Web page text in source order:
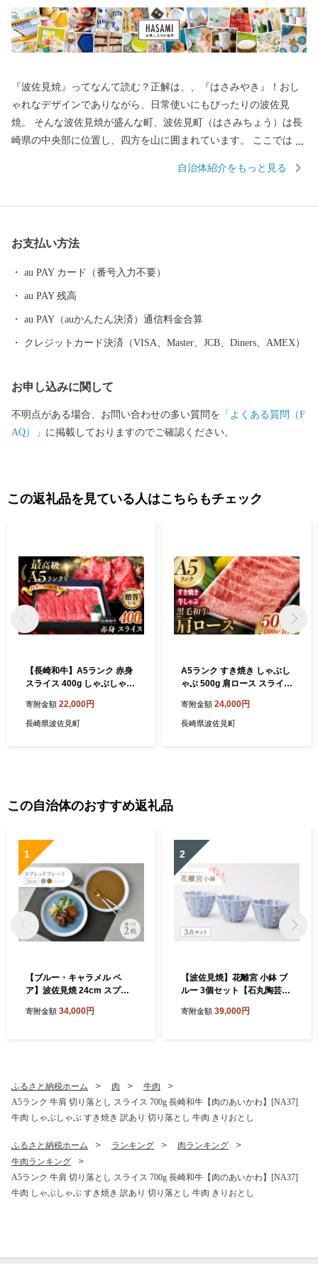
『波佐見焼』ってなんて読む？正解は、、『はさみやき』！おし
ゃれなデザインでありながら、日常使いにもぴったりの波佐見
焼。 そんな波佐見焼が盛んな町、波佐見町（はさみちょう）は長
崎県の中央部に位置し、四方を山に囲まれています。 ここでは、
な自然のなかで、お米やお茶、アスパラガスなどの農畜産業が行
こで焼かれた「くらわんか碗」が全国に出荷され、当時貴重品で
彩るおしゃれで機能的な日用和食器の一大産地として、全国的に
も高いシェアを誇っています。（すでに皆さまの食卓にも、波佐
見で作られたやきものがあるかも！？）窯元、棚田、温泉など、
自治体紹介をもっと見る
お支払い方法
au PAY カード（番号入力不要）
au PAY 残高
au PAY（auかんたん決済）通信料金合算
クレジットカード決済（VISA、Master、JCB、Diners、AMEX）
お申し込みに関して
不明点がある場合、お問い合わせの多い質問を 「よくある質問（F
AQ）」 に掲載しておりますのでご確認ください。
この返礼品を見ている人はこちらもチェック
【長崎和牛】A5ランク 赤身
スライス 400g しゃぶしゃぶ
[NA109] 切り落とし 牛肉 す
き焼き用 牛肉 モモスライス
寄附金額 22,000円
長崎県波佐見町
A5ランク すき焼き しゃぶし
ゃぶ 500g 肩ロース スライス
[NA49] しゃぶしゃぶ 肉 牛肉
赤身 ローススライス すきや
寄附金額 24,000円
長崎県波佐見町
この自治体のおすすめ返礼品
1
【ブルー・キャラメル ペ
ア】波佐見焼 24cm スプレ
55]
寄附金額 34,000円
2
【波佐見焼】花離宮 小鉢 ブ
ルー 3個セット【石丸陶芸】
寄附金額 39,000円
ふるさと納税ホーム 肉
牛肉
A5ランク 牛肩 切り落とし スライス 700g 長崎和牛【肉のあいかわ】[NA37]
牛肉 しゃぶしゃぶ すき焼き 訳あり 切り落とし 牛肉 きりおとし
ふるさと納税ホーム ランキング
肉ランキング
牛肉ランキング
A5ランク 牛肩 切り落とし スライス 700g 長崎和牛【肉のあいかわ】[NA37]
牛肉 しゃぶしゃぶ すき焼き 訳あり 切り落とし 牛肉 きりおとし